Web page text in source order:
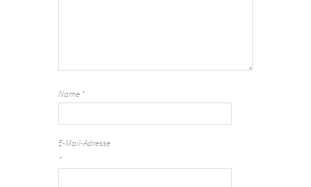
Name *
E-Mail-Adresse
*